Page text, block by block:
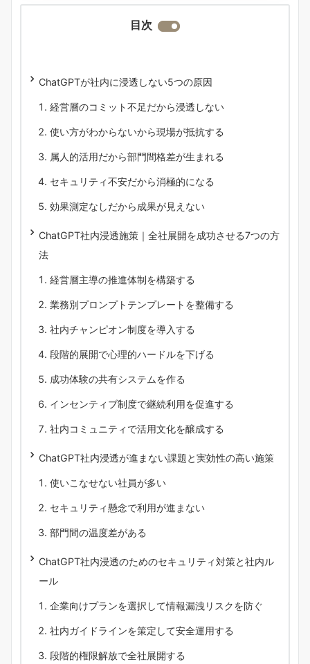
目次
ChatGPTが社内に浸透しない5つの原因
経営層のコミット不足だから浸透しない
使い方がわからないから現場が抵抗する
属人的活用だから部門間格差が生まれる
セキュリティ不安だから消極的になる
効果測定なしだから成果が見えない
ChatGPT社内浸透施策｜全社展開を成功させる7つの方
法
経営層主導の推進体制を構築する
業務別プロンプトテンプレートを整備する
社内チャンピオン制度を導入する
段階的展開で心理的ハードルを下げる
成功体験の共有システムを作る
インセンティブ制度で継続利用を促進する
社内コミュニティで活用文化を醸成する
ChatGPT社内浸透が進まない課題と実効性の高い施策
使いこなせない社員が多い
セキュリティ懸念で利用が進まない
部門間の温度差がある
ChatGPT社内浸透のためのセキュリティ対策と社内ル
ール
企業向けプランを選択して情報漏洩リスクを防ぐ
社内ガイドラインを策定して安全運用する
段階的権限解放で全社展開する